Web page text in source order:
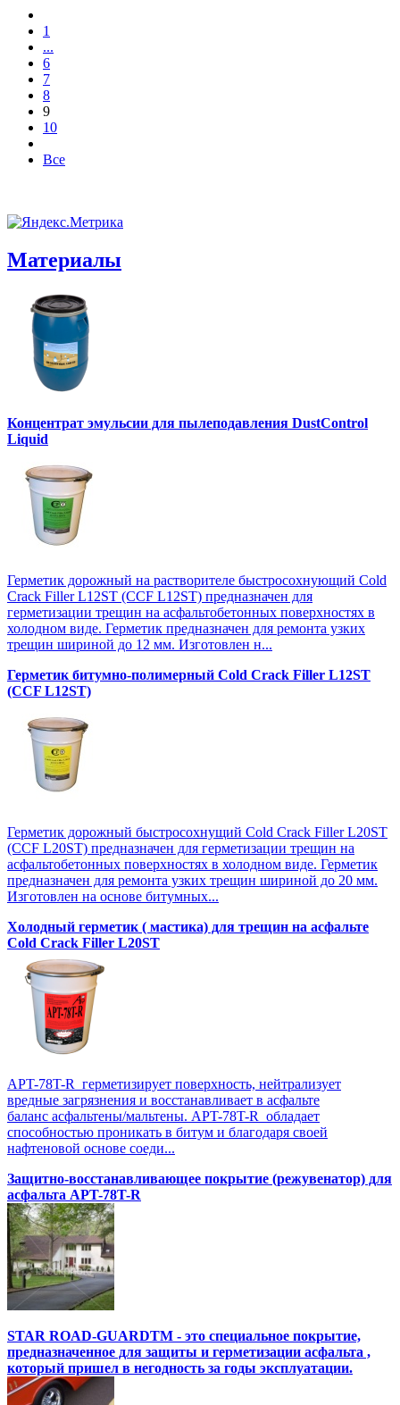
1
...
6
7
8
9
10
Все
Материалы
Концентрат эмульсии для пылеподавления DustControl
Liquid
Герметик дорожный на растворителе быстросохнующий Cold
Crack Filler L12SТ (CCF L12SТ) предназначен для
герметизации трещин на асфальтобетонных поверхностях в
холодном виде. Герметик предназначен для ремонта узких
трещин шириной до 12 мм. Изготовлен н...
Герметик битумно-полимерный Cold Crack Filler L12SТ
(CCF L12SТ)
Герметик дорожный быстросохнущий Cold Crack Filler L20SТ
(CCF L20SТ) предназначен для герметизации трещин на
асфальтобетонных поверхностях в холодном виде. Герметик
предназначен для ремонта узких трещин шириной до 20 мм.
Изготовлен на основе битумных...
Холодный герметик ( мастика) для трещин на асфальте
Cold Crack Filler L20SТ
APT-78T-R герметизирует поверхность, нейтрализует
вредные загрязнения и восстанавливает в асфальте
баланс асфальтены/мальтены. APT-78T-R обладает
способностью проникать в битум и благодаря своей
нафтеновой основе соеди...
Защитно-восстанавливающее покрытие (режувенатор) для
асфальта APT-78T-R
STAR ROAD-GUARDTM - это специальное покрытие,
предназначенное для защиты и герметизации асфальта ,
который пришел в негодность за годы эксплуатации.